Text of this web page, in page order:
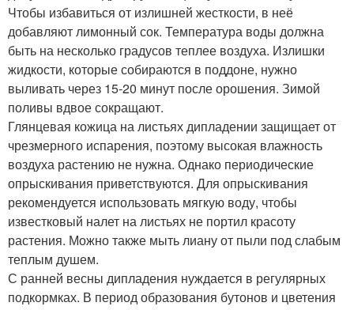
Чтобы избавиться от излишней жесткости, в неё
добавляют лимонный сок. Температура воды должна
быть на несколько градусов теплее воздуха. Излишки
жидкости, которые собираются в поддоне, нужно
выливать через 15-20 минут после орошения. Зимой
поливы вдвое сокращают.
Глянцевая кожица на листьях дипладении защищает от
чрезмерного испарения, поэтому высокая влажность
воздуха растению не нужна. Однако периодические
опрыскивания приветствуются. Для опрыскивания
рекомендуется использовать мягкую воду, чтобы
известковый налет на листьях не портил красоту
растения. Можно также мыть лиану от пыли под слабым
теплым душем.
С ранней весны дипладения нуждается в регулярных
подкормках. В период образования бутонов и цветения